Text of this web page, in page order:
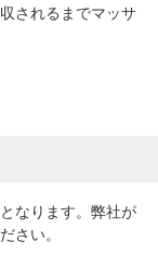
されるまでマッサ
なります。弊社が
さい。